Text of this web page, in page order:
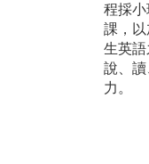
程採小
課，
生英語
說、
力。